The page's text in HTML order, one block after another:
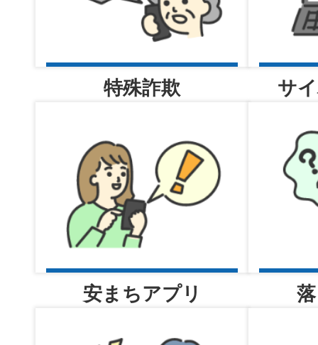
事件事故の発生・検挙のお知
日（水曜日））
2026年08月05日
2026年08月05日
高齢者講習・認知機能検査・
状況一覧表について更新しま
2026年08月05日
警備員指導教育責任者講習（
特殊詐欺 サ
安まちアプリ